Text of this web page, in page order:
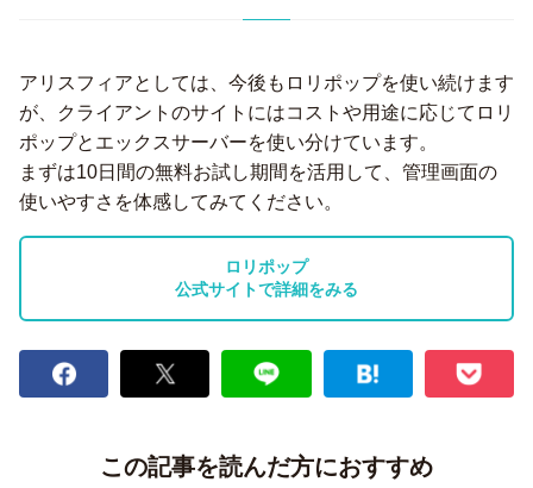
アリスフィアとしては、今後もロリポップを使い続けます
が、クライアントのサイトにはコストや用途に応じてロリ
ポップとエックスサーバーを使い分けています。
まずは10日間の無料お試し期間を活用して、管理画面の
使いやすさを体感してみてください。
ロリポップ
公式サイトで詳細をみる
この記事を読んだ方におすすめ